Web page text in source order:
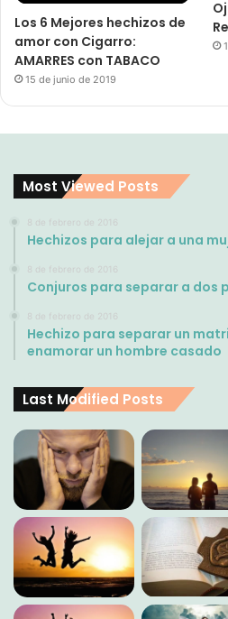
Los 6 Mejores hechizos de
amor con Cigarro:
AMARRES con TABACO
15 de junio de 2019
Most Viewed Posts
8 de febrero de 2016
Hechizos para alejar a una
8 de febrero de 2016
Conjuros para separar a dos
8 de febrero de 2016
Hechizo para separar un
enamorar un hombre casado
Last Modified Posts